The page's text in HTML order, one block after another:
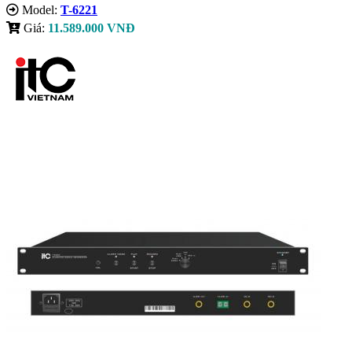
Model: T-6221
Giá: 11.589.000 VNĐ